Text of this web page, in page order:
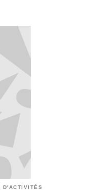
D'ACTIVITÉS